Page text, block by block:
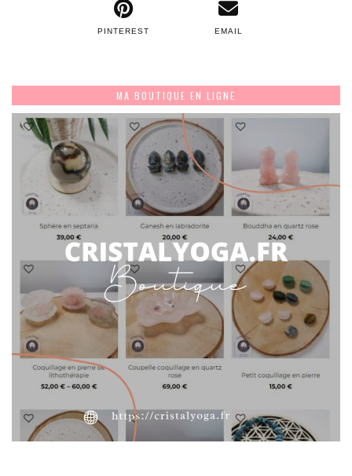
PINTEREST EMAIL
MA BOUTIQUE EN LIGNE